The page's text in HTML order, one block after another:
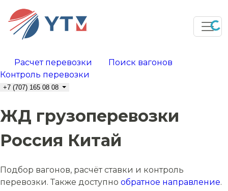
Расчет перевозки
Поиск вагонов
Контроль перевозки
+7 (707) 165 08 08
ЖД грузоперевозки
Россия Китай
Подбор вагонов, расчёт ставки и контроль
перевозки. Также доступно обратное направление.